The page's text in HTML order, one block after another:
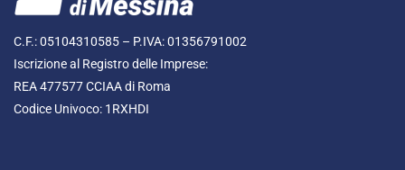
C.F.: 05104310585 – P.IVA: 01356791002
Iscrizione al Registro delle Imprese:
REA 477577 CCIAA di Roma
Codice Univoco: 1RXHDI